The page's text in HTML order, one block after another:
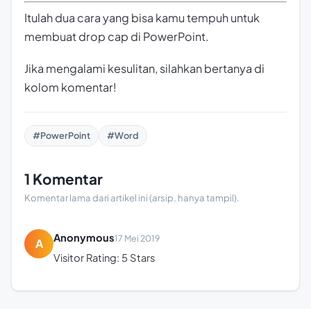
Itulah dua cara yang bisa kamu tempuh untuk
membuat drop cap di PowerPoint.
Jika mengalami kesulitan, silahkan bertanya di
kolom komentar!
#PowerPoint #Word
1 Komentar
Komentar lama dari artikel ini (arsip, hanya tampil).
A Anonymous17 Mei 2019
Visitor Rating: 5 Stars